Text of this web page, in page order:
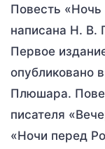
Повесть
написана Н. В.
Первое
опубликовано
Плюшара.
писателя
«Ночи перед